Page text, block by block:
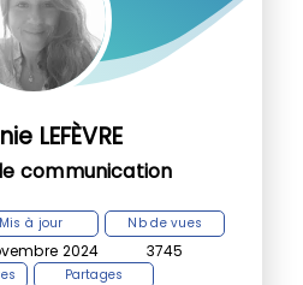
LEFÈVRE
communication
Mis à jour
2024
Nb de vues
3745
Partages